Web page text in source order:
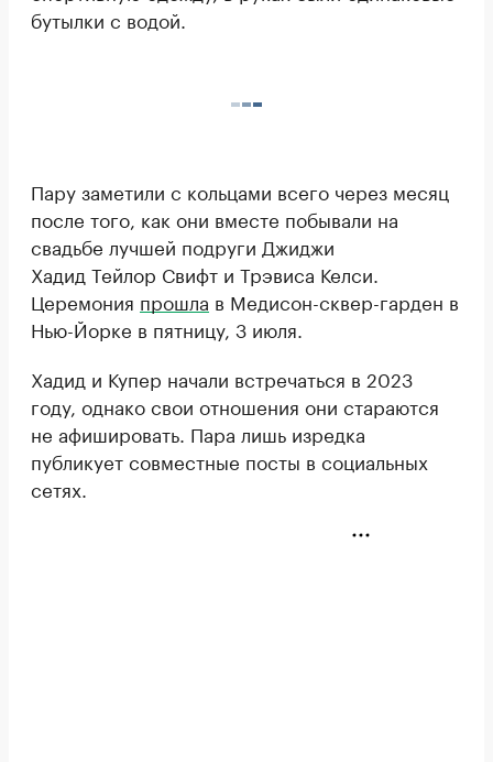
бутылки с водой.
Пару заметили с кольцами всего через месяц
после того, как они вместе побывали на
свадьбе лучшей подруги Джиджи
Хадид Тейлор Свифт и Трэвиса Келси.
Церемония прошла в Медисон-сквер-гарден в
Нью-Йорке в пятницу, 3 июля.
Хадид и Купер начали встречаться в 2023
году, однако свои отношения они стараются
не афишировать. Пара лишь изредка
публикует совместные посты в социальных
сетях.